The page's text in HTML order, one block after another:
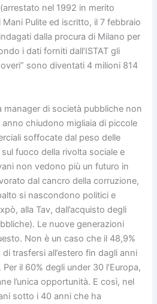
nel 1992 in merito
Mani Pulite ed iscritto, il 7 febbraio
dalla procura di Milano per
i dati forniti dall’ISTAT gli
sono diventati 4 milioni 814
manager di società pubbliche non
chiudono migliaia di piccole
soffocate dal peso delle
fuoco della rivolta sociale e
non vedono più un futuro in
dal cancro della corruzione,
si nascondono politici e
alla Tav, dall’acquisto degli
Le nuove generazioni
Non è un caso che il 48,9%
trasfersi all’estero fin dagli anni
il 60% degli under 30 l’Europa,
l’unica opportunità. E così, nel
sotto i 40 anni che ha